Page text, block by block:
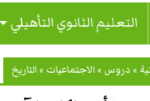
التعليم الثانوي التأهيلي
» دروس »الاجتماعيات »التاريخ